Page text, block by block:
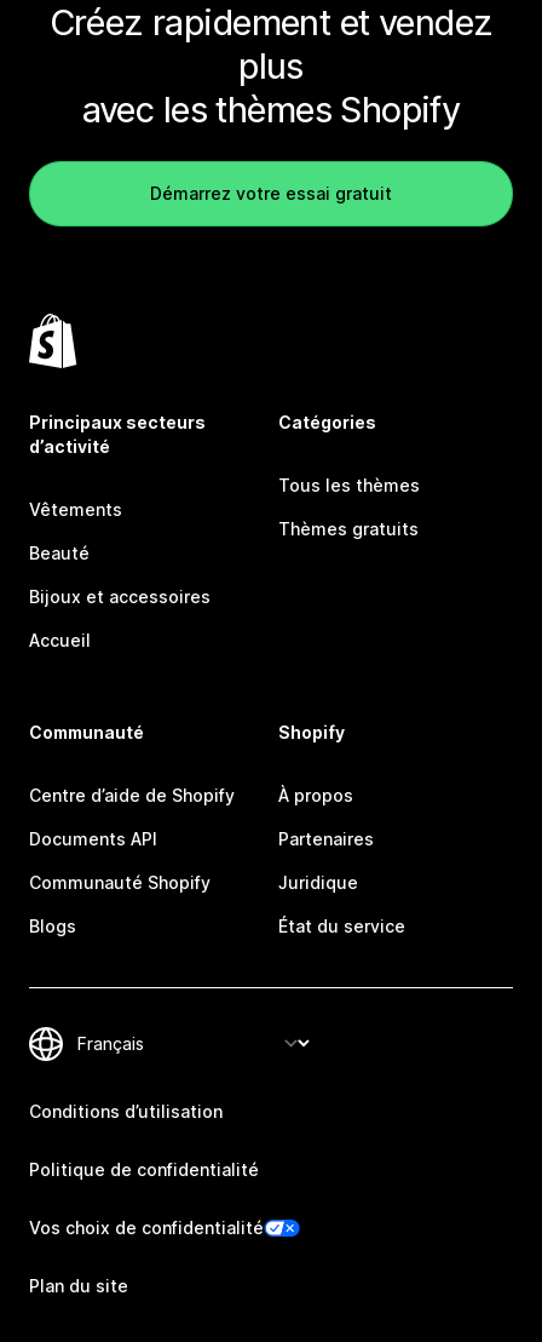
Créez rapidement et vendez
plus
avec les thèmes Shopify
Démarrez votre essai gratuit
Principaux secteurs
d’activité
Vêtements
Beauté
Bijoux et accessoires
Accueil
Catégories
Tous les thèmes
Thèmes gratuits
Communauté
Centre d’aide de Shopify
Documents API
Communauté Shopify
Blogs
Shopify
À propos
Partenaires
Juridique
État du service
Conditions d’utilisation
Politique de confidentialité
Vos choix de confidentialité
Plan du site